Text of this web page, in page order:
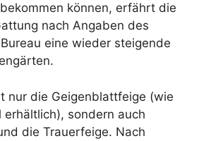
können, erfährt die
nach Angaben des
eine wieder steigende
nur die Geigenblattfeige (wie
erhältlich), sondern auch
die Trauerfeige. Nach